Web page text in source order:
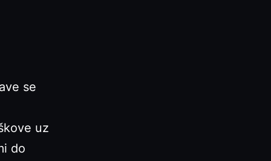
se
uz
do